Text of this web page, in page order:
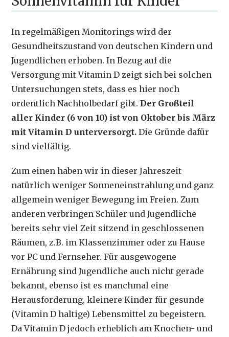
In regelmäßigen Monitorings wird der
Gesundheitszustand von deutschen Kindern und
Jugendlichen erhoben. In Bezug auf die
Versorgung mit Vitamin D zeigt sich bei solchen
Untersuchungen stets, dass es hier noch
ordentlich Nachholbedarf gibt.Der Großteil
aller Kinder (6 von 10) ist von Oktober bis März
mit Vitamin D unterversorgt. Die Gründe dafür
sind vielfältig.
Zum einen haben wir in dieser Jahreszeit
natürlich weniger Sonneneinstrahlung und ganz
allgemein weniger Bewegung im Freien. Zum
anderen verbringen Schüler und Jugendliche
bereits sehr viel Zeit sitzend in geschlossenen
Räumen, z.B. im Klassenzimmer oder zu Hause
vor PC und Fernseher. Für ausgewogene
Ernährung sind Jugendliche auch nicht gerade
bekannt, ebenso ist es manchmal eine
Herausforderung, kleinere Kinder für gesunde
(Vitamin D haltige) Lebensmittel zu begeistern.
Da Vitamin D jedoch erheblich am Knochen- und